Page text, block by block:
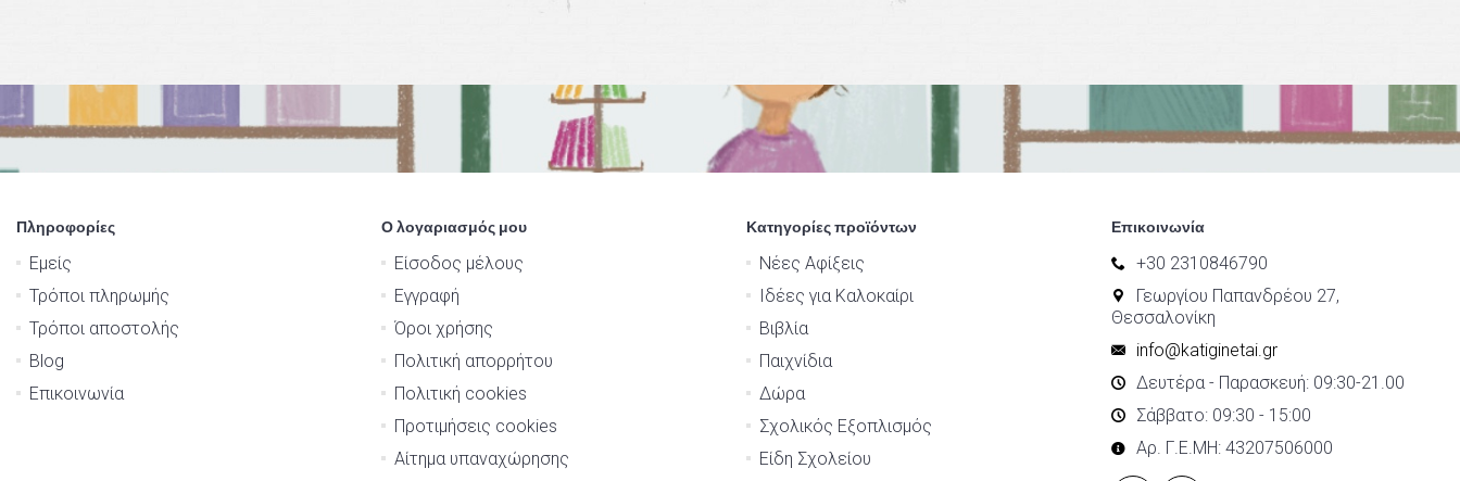
Πληροφορίες
Εμείς
Τρόποι πληρωμής
Τρόποι αποστολής
Blog
Επικοινωνία
Ο λογαριασμός μου
Είσοδος μέλους
Εγγραφή
Όροι χρήσης
Πολιτική απορρήτου
Πολιτική cookies
Προτιμήσεις cookies
Αίτημα υπαναχώρησης
Κατηγορίες προϊόντων
Νέες Αφίξεις
Ιδέες για Καλοκαίρι
Βιβλία
Παιχνίδια
Δώρα
Σχολικός Εξοπλισμός
Είδη Σχολείου
Επικοινωνία
+30 2310846790
Γεωργίου Παπανδρέου 27,
Θεσσαλονίκη
info@katiginetai.gr
Δευτέρα - Παρασκευή: 09:30-21.00
Σάββατο: 09:30 - 15:00
Αρ. Γ.Ε.ΜΗ: 43207506000